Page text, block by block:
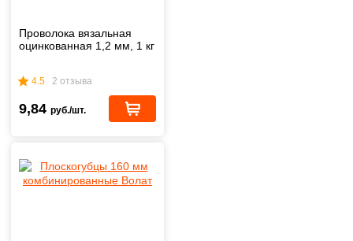
Проволока вязальная
оцинкованная 1,2 мм, 1 кг
4.5 2 отзыва
9,84 руб./шт.